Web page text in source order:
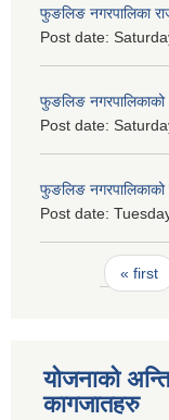
फुङलिङ नगरपालिका
Post date:
फुङलिङ
Post date:
फुङलिङ
Post date:
Pages« first
योजनाको
कागजातहरु